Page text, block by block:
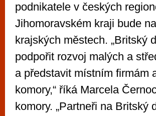
podnikatele v českých
Jihomoravském kraji bude
krajských městech. „Britský
podpořit rozvoj malých a
a představit místním firmám
komory,“ říká Marcela
komory. „Partneři na